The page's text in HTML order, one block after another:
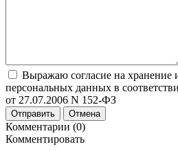
Выражаю согласие на хранение
персональных данных в
от 27.07.2006 N 152-ФЗ
Отправить Отмена
Комментарии (0)
Комментировать